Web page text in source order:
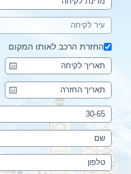
החזרת הרכב לאותו המקום